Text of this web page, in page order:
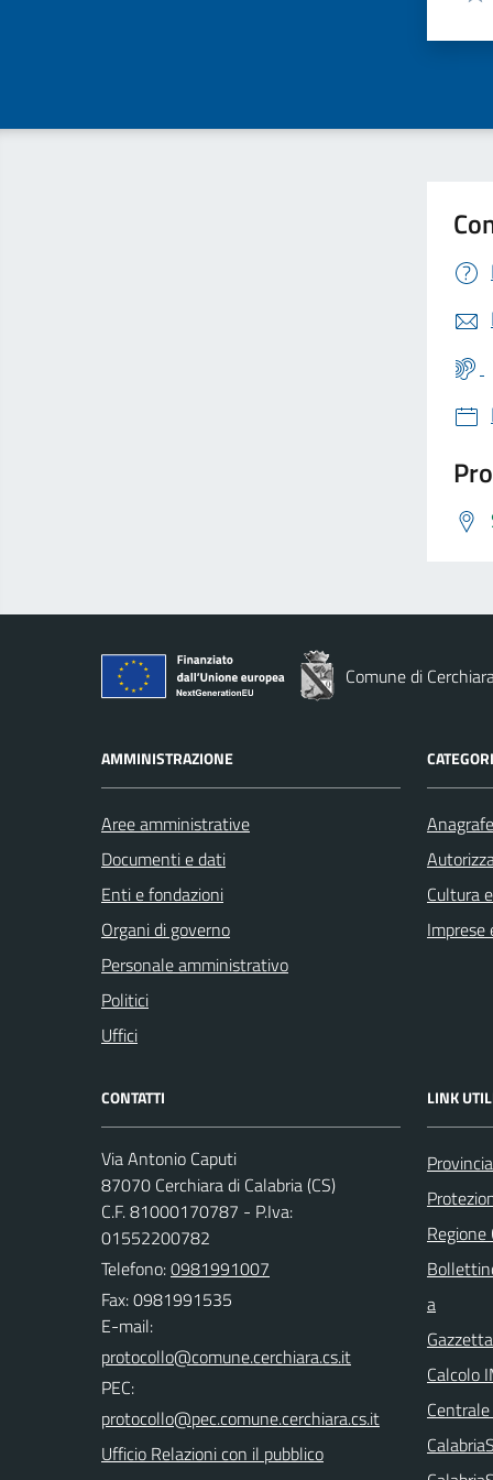
Comune di
AMMINISTRAZIONE
Aree amministrative
Documenti e dati
Enti e fondazioni
Organi di governo
Personale amministrativo
Politici
Uffici
Cultura
Imprese
CONTATTI
Via Antonio Caputi
87070 Cerchiara di Calabria (CS)
C.F. 81000170787 - P.Iva:
01552200782
Telefono:0981991007
Fax: 0981991535
E-mail:
PEC:
Ufficio Relazioni con il pubblico
LINK
Regione
a
Calcolo